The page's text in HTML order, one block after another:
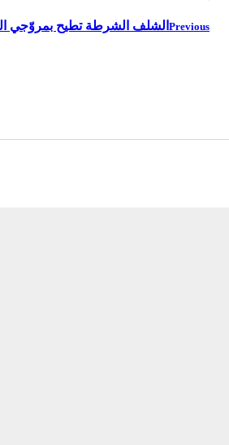
Previous الشلف الشرطة تطيح بمروّجي